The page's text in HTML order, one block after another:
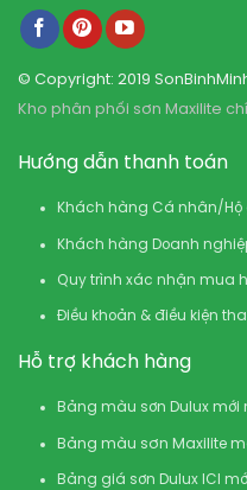
© Copyright: 2019
Kho phân phối sơn Maxilite
Hướng dẫn thanh toán
Khách hàng Cá nhân/Hộ
Khách hàng Doanh
Quy trình xác nhận mua
Điều khoản & điều kiện
Hỗ trợ khách hàng
Bảng màu sơn Dulux mới
Bảng màu sơn Maxilite
Bảng giá sơn Dulux ICI